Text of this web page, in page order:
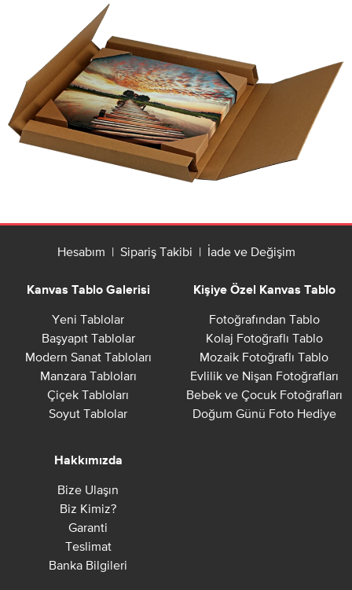
Hesabım | Sipariş Takibi | İade ve Değişim
Kanvas Tablo Galerisi
Yeni Tablolar
Başyapıt Tablolar
Modern Sanat Tabloları
Manzara Tabloları
Çiçek Tabloları
Soyut Tablolar
Kişiye Özel Kanvas Tablo
Fotoğrafından Tablo
Kolaj Fotoğraflı Tablo
Mozaik Fotoğraflı Tablo
Evlilik ve Nişan Fotoğrafları
Bebek ve Çocuk Fotoğrafları
Doğum Günü Foto Hediye
Hakkımızda
Bize Ulaşın
Biz Kimiz?
Garanti
Teslimat
Banka Bilgileri